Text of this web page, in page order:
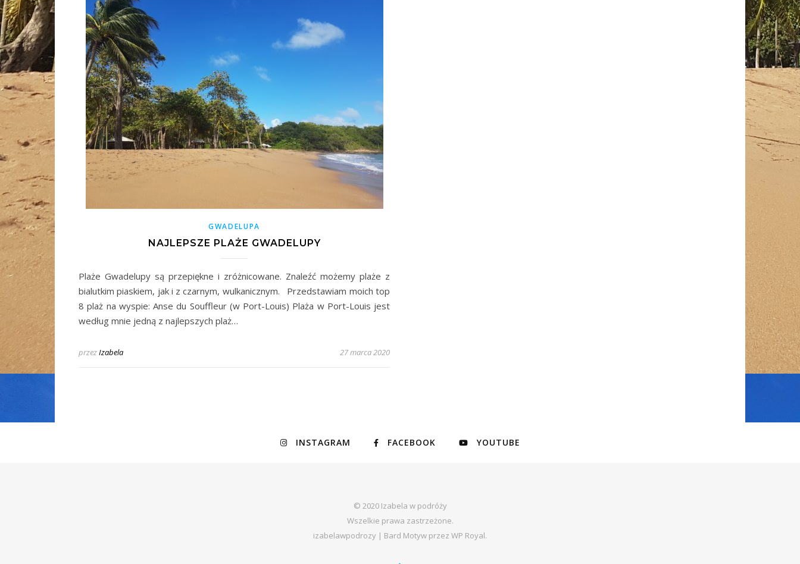
GWADELUPA
NAJLEPSZE PLAŻE GWADELUPY
Plaże Gwadelupy są przepiękne i zróżnicowane. Znaleźć możemy plaże z
bialutkim piaskiem, jak i z czarnym, wulkanicznym. Przedstawiam moich top
8 plaż na wyspie: Anse du Souffleur (w Port-Louis) Plaża w Port-Louis jest
według mnie jedną z najlepszych plaż…
przezIzabela 27 marca 2020
INSTAGRAM FACEBOOK YOUTUBE
© 2020 Izabela w podróży
Wszelkie prawa zastrzeżone.
izabelawpodrozy | Bard Motyw przez WP Royal.